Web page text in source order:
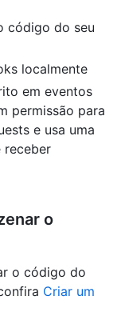
código do seu
localmente
em eventos
permissão para
e usa uma
receber
o
o código do
Criar um